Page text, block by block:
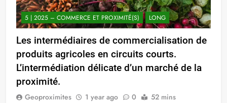
5 | 2025 – COMMERCE ET PROXIMITÉ(S) LONG
Les intermédiaires de commercialisation de
produits agricoles en circuits courts.
L’intermédiation délicate d’un marché de la
proximité.
Geoproximites 1 year ago 0 52 mins